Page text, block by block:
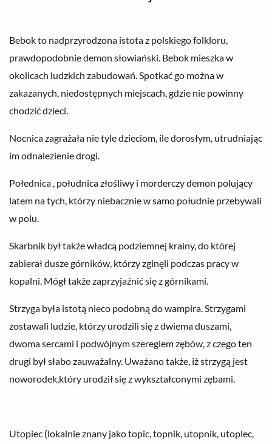
Bebok to nadprzyrodzona istota z polskiego folkloru,
prawdopodobnie demon słowiański. Bebok mieszka w
okolicach ludzkich zabudowań. Spotkać go można w
zakazanych, niedostępnych miejscach, gdzie nie powinny
chodzić dzieci.
Nocnica zagrażała nie tyle dzieciom, ile dorosłym, utrudniając
im odnalezienie drogi.
Połednica , południca złośliwy i morderczy demon polujący
latem na tych, którzy niebacznie w samo południe przebywali
w polu.
Skarbnik był także władcą podziemnej krainy, do której
zabierał dusze górników, którzy zginęli podczas pracy w
kopalni. Mógł także zaprzyjaźnić się z górnikami.
Strzyga była istotą nieco podobną do wampira. Strzygami
zostawali ludzie, którzy urodzili się z dwiema duszami,
dwoma sercami i podwójnym szeregiem zębów, z czego ten
drugi był słabo zauważalny. Uważano także, iż strzygą jest
noworodek,który urodził się z wykształconymi zębami.
Utopiec (lokalnie znany jako topic, topnik, utopnik, utoplec,